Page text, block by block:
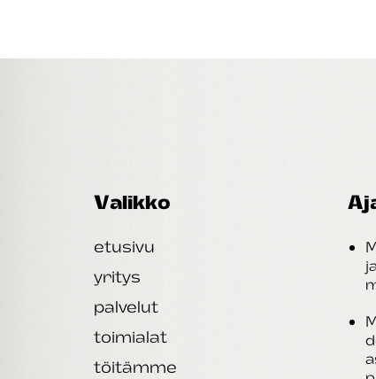
Valikko
etusivu
yritys
palvelut
toimialat
töitämme